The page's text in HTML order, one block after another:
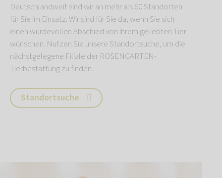
Deutschlandweit sind wir an mehr als 60 Standorten
für Sie im Einsatz. Wir sind für Sie da, wenn Sie sich
einen würdevollen Abschied von ihrem geliebten Tier
wünschen. Nutzen Sie unsere Standortsuche, um die
nächstgelegene Filiale der ROSENGARTEN-
Tierbestattung zu finden.
Standortsuche